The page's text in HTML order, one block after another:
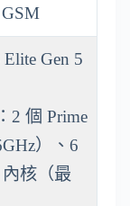
Gen 5
2 個 Prime
）、6
內核（最